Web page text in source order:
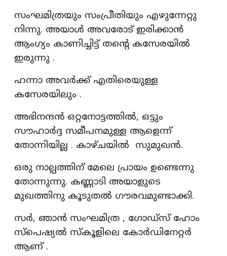
സംഘമിത്രയും സംപ്രീതിയും എഴുന്നേറ്റു
നിന്നു. അയാൾ അവരോട് ഇരിക്കാൻ
ആംഗ്യം കാണിച്ചിട്ട് തന്റെ കസേരയിൽ
ഇരുന്നു .
ഹന്നാ അവർക്ക് എതിരെയുള്ള
കസേരയിലും .
അഭിനന്ദൻ ഒറ്റനോട്ടത്തിൽ, ഒട്ടും
സൗഹാർദ്ദ സമീപനമുള്ള ആളെന്ന്
തോന്നിയില്ല . കാഴ്ചയിൽ സുമുഖൻ.
ഒരു നാല്പത്തിന് മേലെ പ്രായം ഉണ്ടെന്നു
തോന്നുന്നു. കണ്ണാടി അയാളുടെ
മുഖത്തിനു കൂടുതൽ ഗൗരവമുണ്ടാക്കി.
സർ, ഞാൻ സംഘമിത്ര , ഗോഡ്സ് ഹോം
സ്പെഷ്യൽ സ്കൂളിലെ കോർഡിനേറ്റർ
ആണ് .